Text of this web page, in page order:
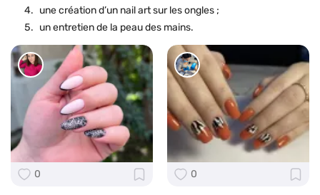
une création d’un nail art sur les ongles ;
un entretien de la peau des mains.
0 0